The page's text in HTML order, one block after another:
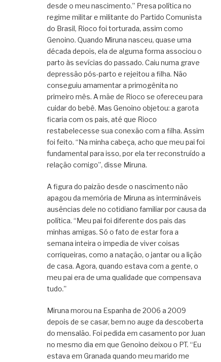
desde o meu nascimento.” Presa política no
regime militar e militante do Partido Comunista
do Brasil, Rioco foi torturada, assim como
Genoino. Quando Miruna nasceu, quase uma
década depois, ela de alguma forma associou o
parto às sevícias do passado. Caiu numa grave
depressão pós-parto e rejeitou a filha. Não
conseguiu amamentar a primogênita no
primeiro mês. A mãe de Rioco se ofereceu para
cuidar do bebê. Mas Genoino objetou: a garota
ficaria com os pais, até que Rioco
restabelecesse sua conexão com a filha. Assim
foi feito. “Na minha cabeça, acho que meu pai foi
fundamental para isso, por ela ter reconstruído a
relação comigo”, disse Miruna.
A figura do paizão desde o nascimento não
apagou da memória de Miruna as intermináveis
ausências dele no cotidiano familiar por causa da
política. “Meu pai foi diferente dos pais das
minhas amigas. Só o fato de estar fora a
semana inteira o impedia de viver coisas
corriqueiras, como a natação, o jantar ou a lição
de casa. Agora, quando estava com a gente, o
meu pai era de uma qualidade que compensava
tudo.”
Miruna morou na Espanha de 2006 a 2009
depois de se casar, bem no auge da descoberta
do mensalão. Foi pedida em casamento por Juan
no mesmo dia em que Genoino deixou o PT. “Eu
estava em Granada quando meu marido me